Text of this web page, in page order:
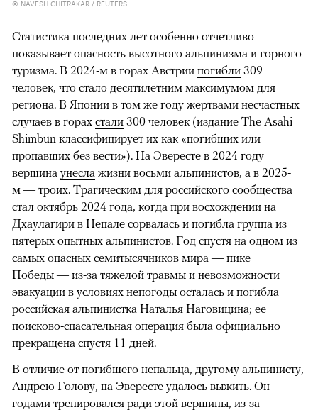
© NAVESH CHITRAKAR / REUTERS
Статистика последних лет особенно отчетливо
показывает опасность высотного альпинизма и горного
туризма. В 2024-м в горах Австрии погибли 309
человек, что стало десятилетним максимумом для
региона. В Японии в том же году жертвами несчастных
случаев в горах стали 300 человек (издание The Asahi
Shimbun классифицирует их как «погибших или
пропавших без вести»). На Эвересте в 2024 году
вершина унесла жизни восьми альпинистов, а в 2025-
м — троих. Трагическим для российского сообщества
стал октябрь 2024 года, когда при восхождении на
Дхаулагири в Непале сорвалась и погибла группа из
пятерых опытных альпинистов. Год спустя на одном из
самых опасных семитысячников мира — пике
Победы — из-за тяжелой травмы и невозможности
эвакуации в условиях непогоды осталась и погибла
российская альпинистка Наталья Наговицина; ее
поисково-спасательная операция была официально
прекращена спустя 11 дней.
В отличие от погибшего непальца, другому альпинисту,
Андрею Голову, на Эвересте удалось выжить. Он
годами тренировался ради этой вершины, из-за